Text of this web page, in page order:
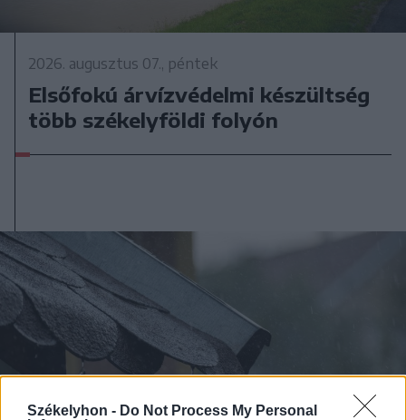
Székelyhon - Do Not Process My Personal
2026. augusztus 07., péntek
Elsőfokú árvízvédelmi készültség
több székelyföldi folyón